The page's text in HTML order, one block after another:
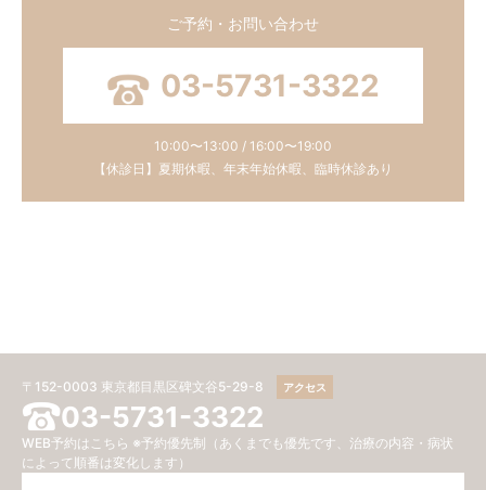
ご予約・お問い合わせ
03-5731-3322
10:00〜13:00 / 16:00〜19:00
【休診日】夏期休暇、年末年始休暇、臨時休診あり
〒152-0003 東京都目黒区碑文谷5-29-8 アクセス
03-5731-3322
WEB予約はこちら ※予約優先制（あくまでも優先です、治療の内容・病状
によって順番は変化します）